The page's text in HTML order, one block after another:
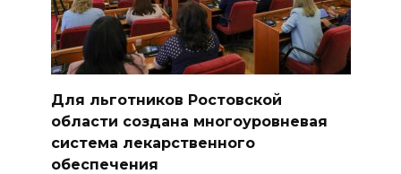
смертельное ДТП в
Целинском районе
09 августа 2026 14:36
Запах гари: в Левенцовке
горела трава
09 августа 2026 14:21
Для льготников Ростовской
области создана многоуровневая
система лекарственного
обеспечения